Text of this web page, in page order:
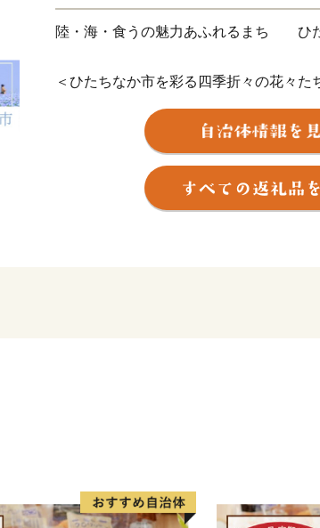
陸・海・食うの魅力あふれるまち ひ
＜ひたちなか市を彩る四季折々の花々た
ひたちなか市は茨城県の中央部、県都水
れる頃、国営ひたち海浜公園では、香り
カラフルで可愛らしいチューリップ、そ
い！世界の絶景』と評され空の青・海の
モフィラが見頃を迎え、大勢の観光客で
現す新緑のコキアは、秋にかけて赤と
量日本一を誇り、多数の水産加工会社で